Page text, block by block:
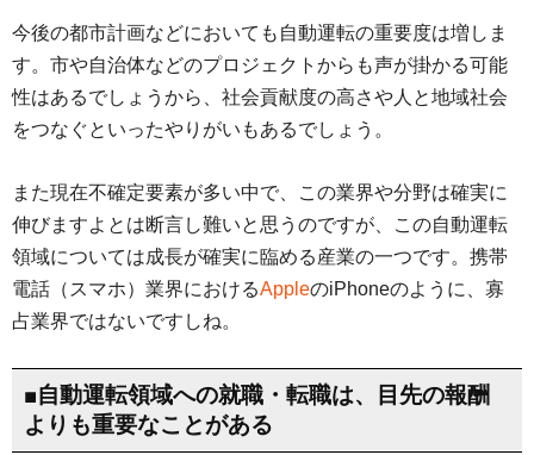
今後の都市計画などにおいても自動運転の重要度は増しま
す。市や自治体などのプロジェクトからも声が掛かる可能
性はあるでしょうから、社会貢献度の高さや人と地域社会
をつなぐといったやりがいもあるでしょう。
また現在不確定要素が多い中で、この業界や分野は確実に
伸びますよとは断言し難いと思うのですが、この自動運転
領域については成長が確実に臨める産業の一つです。携帯
電話（スマホ）業界におけるAppleのiPhoneのように、寡
占業界ではないですしね。
■自動運転領域への就職・転職は、目先の報酬
よりも重要なことがある